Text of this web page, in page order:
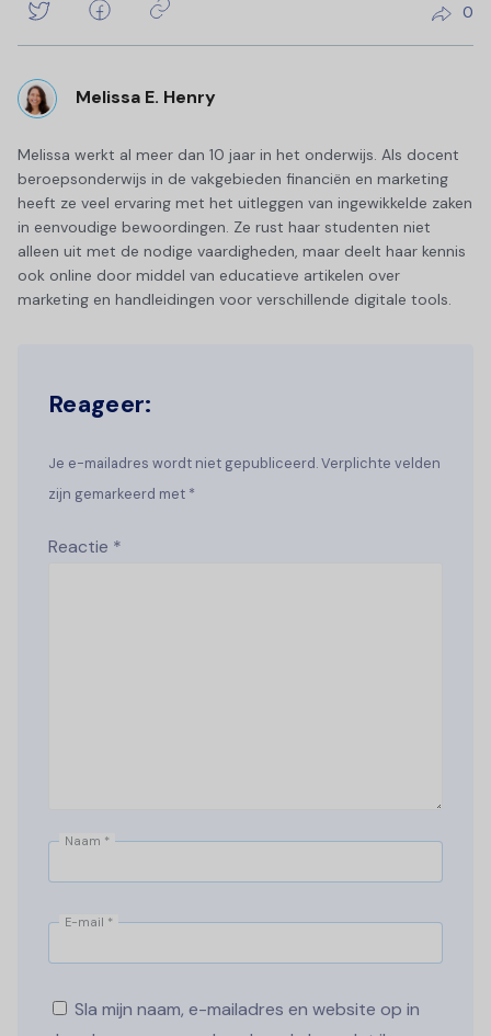
0
Melissa E. Henry
Melissa werkt al meer dan 10 jaar in het onderwijs. Als docent
beroepsonderwijs in de vakgebieden financiën en marketing
heeft ze veel ervaring met het uitleggen van ingewikkelde zaken
in eenvoudige bewoordingen. Ze rust haar studenten niet
alleen uit met de nodige vaardigheden, maar deelt haar kennis
ook online door middel van educatieve artikelen over
marketing en handleidingen voor verschillende digitale tools.
Reageer:
Je e-mailadres wordt niet gepubliceerd. Verplichte velden
zijn gemarkeerd met *
Reactie *
Naam *
E-mail *
Sla mijn naam, e-mailadres en website op in